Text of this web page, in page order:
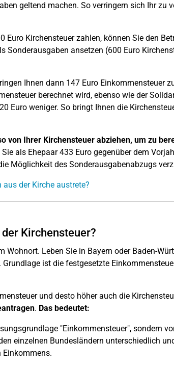
geltend machen. So verringern sich Ihr zu
Euro Kirchensteuer zahlen, können Sie den
ansetzen (600 Euro
Ihnen dann 147 Euro Einkommensteuer
berechnet wird, ebenso wie der
Euro weniger. So bringt Ihnen die
von Ihrer Kirchensteuer abziehen, um zu
als Ehepaar 433 Euro gegenüber dem
Möglichkeit des Sonderausgabenabzugs
der Kirche austrete?
Kirchensteuer?
Wohnort. Leben Sie in Bayern oder Baden-
ist die festgesetzte
und desto höher auch die
. Das bedeutet:
"Einkommensteuer", sondern
einzelnen Bundesländern unterschiedlich
Einkommens.